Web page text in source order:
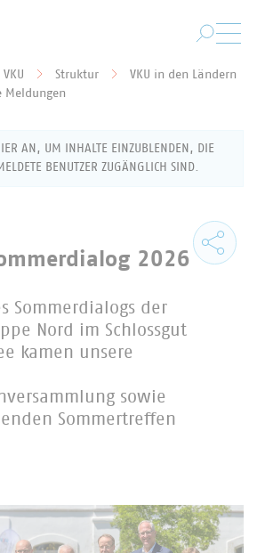
VKU Struktur
VKU in den Ländern
Meldungen
AN, UM INHALTE EINZUBLENDEN, DIE
BENUTZER ZUGÄNGLICH SIND.
als VKU-Mitglied
(Ihre E-Mail-
Passwort ein, um sich für den
anzumelden.
2026
Sommerdialogs der
Nord im Schlossgut
kamen unsere
sowie
Sommertreffen